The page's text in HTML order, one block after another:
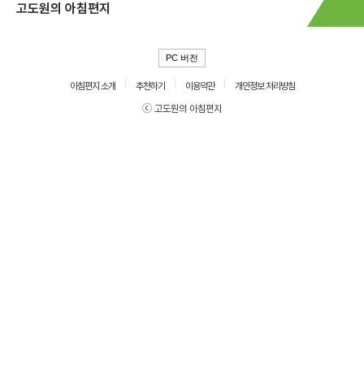
고도원의 아침편지
PC 버전
아침편지 소개 추천하기 이용약관
개인정보 처리방침
ⓒ 고도원의 아침편지